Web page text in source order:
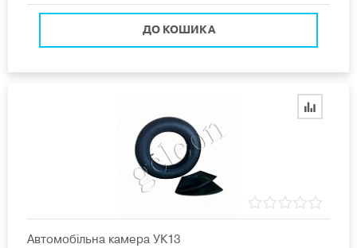
ДО КОШИКА
Автомобільна камера УК13